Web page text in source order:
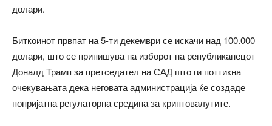
долари.
Биткоинот првпат на 5-ти декември се искачи над 100.000
долари, што се припишува на изборот на републиканецот
Доналд Трамп за претседател на САД што ги поттикна
очекувањата дека неговата администрација ќе создаде
попријатна регулаторна средина за криптовалутите.